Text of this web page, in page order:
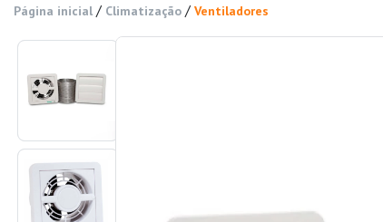
Página inicial / Climatização / Ventiladores